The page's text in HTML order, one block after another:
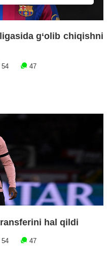
g‘olib chiqishni
54 47
hal qildi
54 47